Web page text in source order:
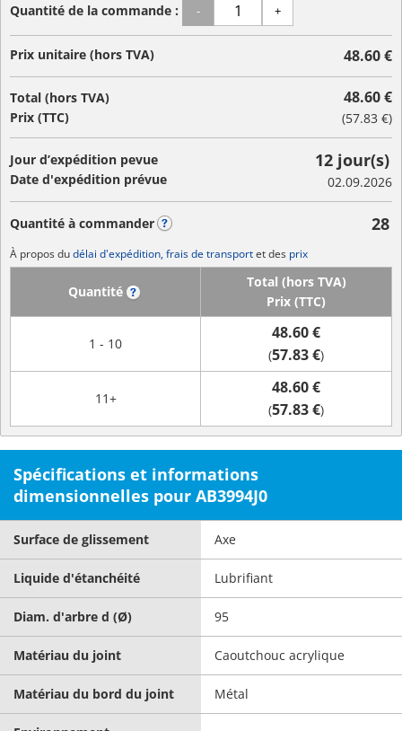
Quantité de la commande : - +
Prix unitaire (hors TVA) 48.60 €
Total (hors TVA)
Prix (TTC)
48.60 €
(57.83 €)
Jour d’expédition pevue
Date d'expédition prévue
12 jour(s)
02.09.2026
Quantité à commander 28
À propos dudélai d'expédition, frais de transportet des prix
Quantité
Total (hors TVA)
Prix (TTC)
1 - 10
48.60 €
(57.83 €)
11+
48.60 €
(57.83 €)
Spécifications et informations
dimensionnelles pour AB3994J0
Surface de glissement Axe
Liquide d'étanchéité Lubrifiant
Diam. d'arbre d (Ø) 95
Matériau du joint Caoutchouc acrylique
Matériau du bord du joint Métal